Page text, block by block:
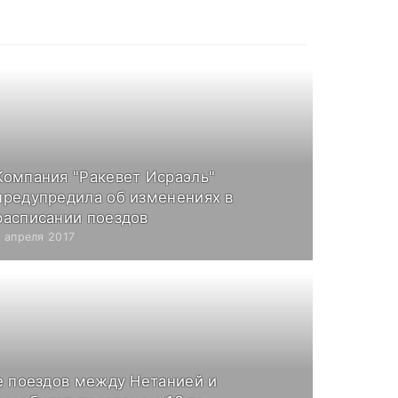
"Ракевет Исраэль"
об изменениях в
поездов
апреля 2017
поездов между Нетанией и